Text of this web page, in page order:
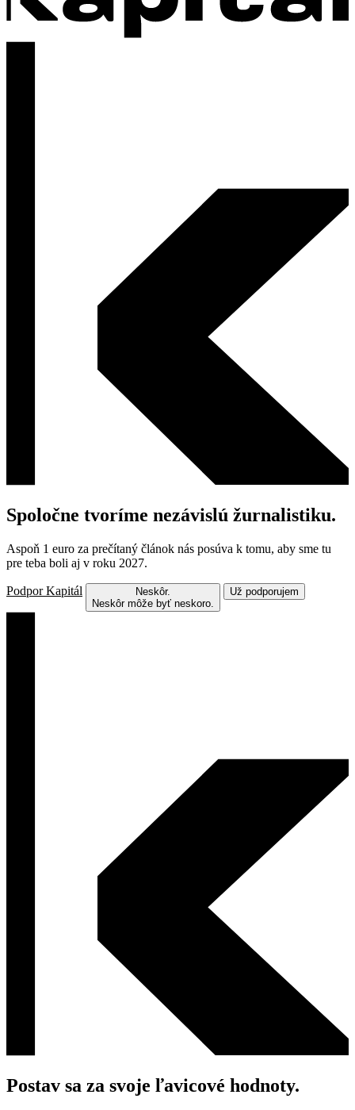
Spoločne tvoríme nezávislú žurnalistiku.
Aspoň 1 euro za prečítaný článok nás posúva k tomu, aby sme tu
pre teba boli aj v roku 2027.
Podpor Kapitál
Neskôr.
Neskôr môže byť neskoro.
Už podporujem
Postav sa za svoje ľavicové hodnoty.